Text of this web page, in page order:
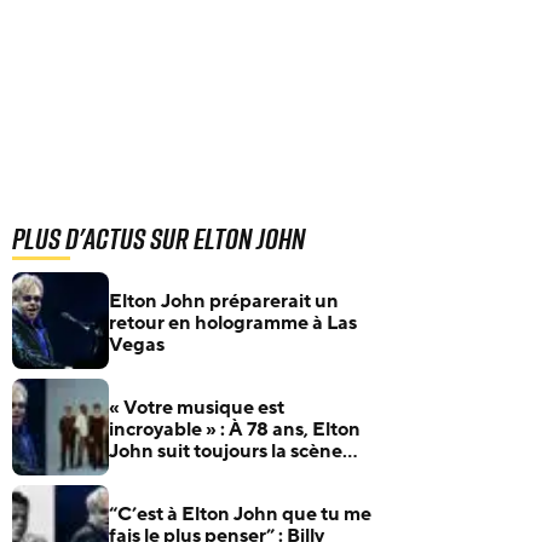
Plus d'actus sur Elton John
Elton John préparerait un
retour en hologramme à Las
Vegas
« Votre musique est
incroyable » : À 78 ans, Elton
John suit toujours la scène
“C’est à Elton John que tu me
fais le plus penser” : Billy